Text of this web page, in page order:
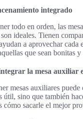
integrado
todo en orden, las
ideales. Tienen
a aprovechar cada
que sean bonitas y
la mesa auxiliar
mesas auxiliares puede
útil, sino que también
sacarle el mejor